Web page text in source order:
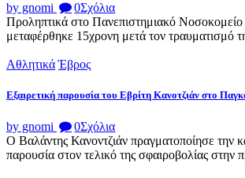
by gnomi 0Σχόλια
Προληπτικά στο Πανεπιστημιακό
μεταφέρθηκε 15χρονη μετά τον τραυματισμό
Αθλητικά Έβρος
Εξαιρετική παρουσία του Εβρίτη Κανοτζιάν στο
by gnomi 0Σχόλια
Ο Βαλάντης Κανοντζιάν πραγματοποίησε την
παρουσία στον τελικό της σφαιροβολίας στην